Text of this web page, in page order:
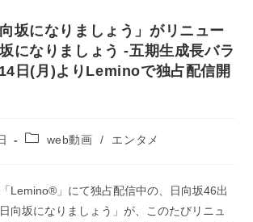
坂になりましょう」がリニュー
になりましょう -五期生成長バラ
日(月)よりLeminoで独占配信開
投
ゴ
リ
web動画 / エンタメ
Lemino®」にて独占配信中の、日向坂46出
向坂になりましょう」が、このたびリニュ